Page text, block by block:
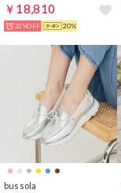
￥18,810
22%OFF 20%
bussola